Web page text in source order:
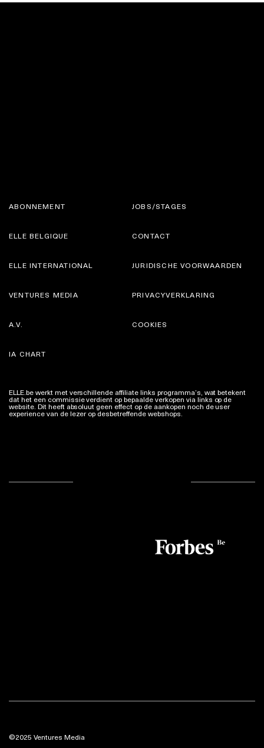
ABONNEMENT
ELLE BELGIQUE
JOBS/STAGES
CONTACT
ELLE INTERNATIONAL
VENTURES MEDIA
JURIDISCHE VOORWAARDEN
PRIVACYVERKLARING
A.V.
IA CHART
COOKIES
ELLE.be werkt met verschillende affiliate links programma’s, wat betekent
dat het een commissie verdient op bepaalde verkopen via links op de
website. Dit heeft absoluut geen effect op de aankopen noch de user
experience van de lezer op desbetreffende webshops.